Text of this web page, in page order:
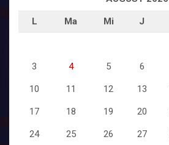
L Ma Mi J
3 4 5 6
10 11 12 13
17 18 19 20
24 25 26 27